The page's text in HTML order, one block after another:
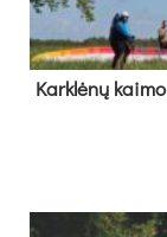
Kark­lė­nų